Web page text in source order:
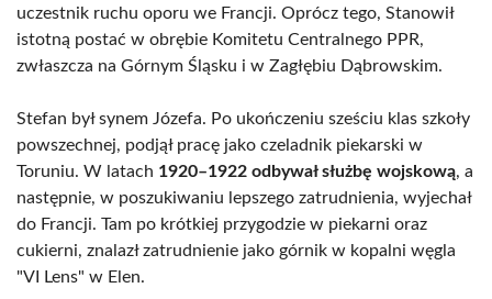
uczestnik ruchu oporu we Francji. Oprócz tego, Stanowił
istotną postać w obrębie Komitetu Centralnego PPR,
zwłaszcza na Górnym Śląsku i w Zagłębiu Dąbrowskim.
Stefan był synem Józefa. Po ukończeniu sześciu klas szkoły
powszechnej, podjął pracę jako czeladnik piekarski w
Toruniu. W latach 1920–1922 odbywał służbę wojskową, a
następnie, w poszukiwaniu lepszego zatrudnienia, wyjechał
do Francji. Tam po krótkiej przygodzie w piekarni oraz
cukierni, znalazł zatrudnienie jako górnik w kopalni węgla
"VI Lens" w Elen.